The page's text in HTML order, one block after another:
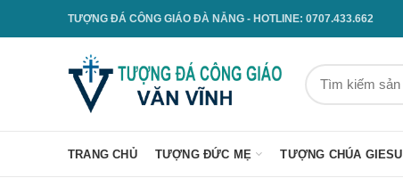
TƯỢNG ĐÁ CÔNG GIÁO ĐÀ NẴNG - HOTLINE: 0707.433.662
TRANG CHỦ TƯỢNG ĐỨC MẸ TƯỢNG CHÚA GIESU